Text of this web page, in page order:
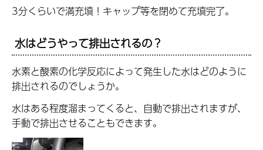
3分くらいで満充填！キャップ等を閉めて充填完了。
水はどうやって排出されるの？
水素と酸素の化学反応によって発生した水はどのように
排出されるのでしょうか。
水はある程度溜まってくると、自動で排出されますが、
手動で排出させることもできます。